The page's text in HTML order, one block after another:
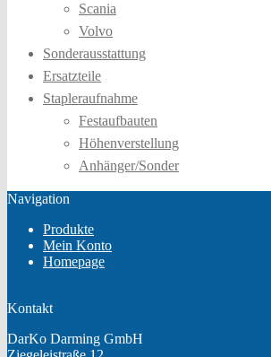
Scania
Volvo
Sonderausstattung
Ersatzteile
Stapleraufnahme
Festaufbauten
Höhenverstellung
Anhänger/Sonder
Navigation
Produkte
Mein Konto
Homepage
Kontakt
DarKo Darming GmbH